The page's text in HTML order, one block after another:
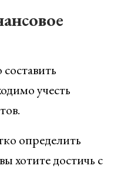
учесть
определить
хотите достичь с